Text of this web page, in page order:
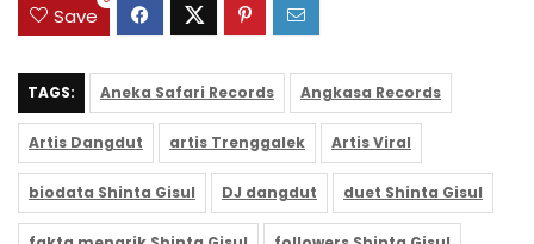
Save
TAGS: Aneka Safari Records Angkasa Records
Artis Dangdut artis Trenggalek Artis Viral
biodata Shinta Gisul DJ dangdut duet Shinta Gisul